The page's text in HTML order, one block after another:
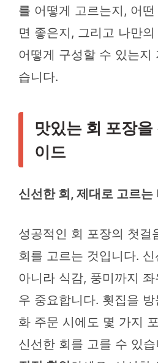
를 어떻게 고르는지, 어
면 좋은지, 그리고 나만
어떻게 구성할 수 있는지
습니다.
맛있는 회 포장
이드
신선한 회, 제대로 고르는
성공적인 회 포장의 첫걸
회를 고르는 것입니다.
아니라 식감, 풍미까지
우 중요합니다. 횟집을
화 주문 시에도 몇 가지
신선한 회를 고를 수 있